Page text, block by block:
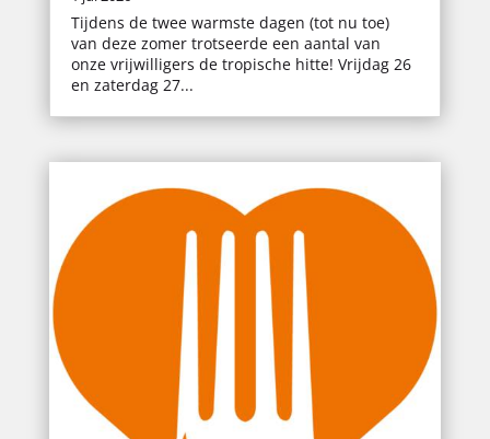
Tijdens de twee warmste dagen (tot nu toe)
van deze zomer trotseerde een aantal van
onze vrijwilligers de tropische hitte! Vrijdag 26
en zaterdag 27...